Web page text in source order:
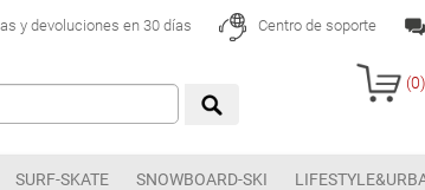
y devoluciones en 30 días Centro de soporte
(0)
SURF-SKATE SNOWBOARD-SKI